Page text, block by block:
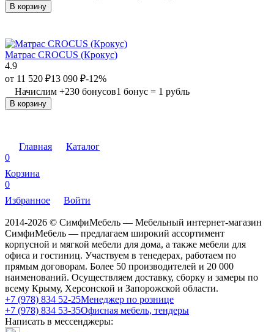
В корзину
Матрас CROCUS (Крокус)
4.9
от 11 520 ₽13 090 ₽-12%
Начислим +230 бонусов1 бонус = 1 рубль
В корзину
Главная
Каталог
0
Корзина
0
Избранное
Войти
2014-2026 © СимфиМебель — Мебельный интернет-магазин
СимфиМебель — предлагаем широкий ассортимент
корпусной и мягкой мебели для дома, а также мебели для
офиса и гостиниц. Участвуем в тенедерах, работаем по
прямым договорам. Более 50 производителей и 20 000
наименований. Осуществляем доставку, сборку и замеры по
всему Крыму, Херсонской и Запорожской области.
+7 (978) 834 52-25Менеджер по рознице
+7 (978) 834 53-35Офисная мебель, тендеры
Написать в мессенджеры: